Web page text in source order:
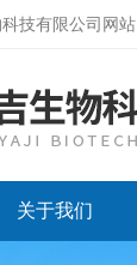
科技有限公司网站
关于我们